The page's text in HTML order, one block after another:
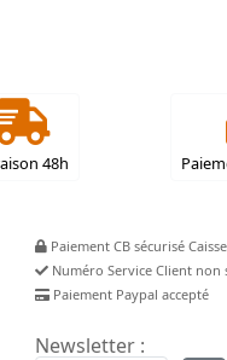
48h
Paiement CB
Numéro Service Client non
Paiement Paypal accepté
Newsletter :